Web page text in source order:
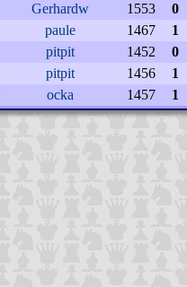
Gerhardw 1553
0
paule 1467
1
pitpit 1452
0
pitpit 1456
1
ocka 1457 1